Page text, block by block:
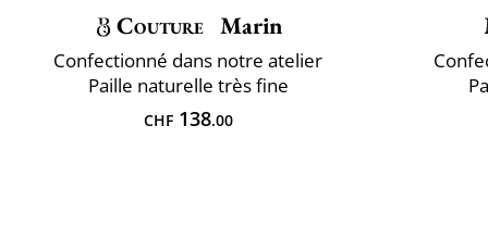
Couture Marin
Confectionné dans notre atelier
Paille naturelle très fine
CHF138.00